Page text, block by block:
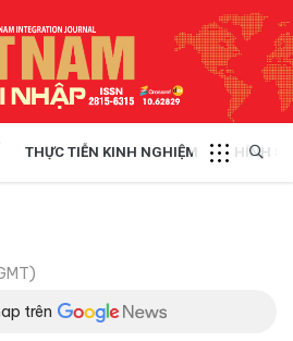
THỰC TIỄN KINH NGHIỆM CHÍNH
trên